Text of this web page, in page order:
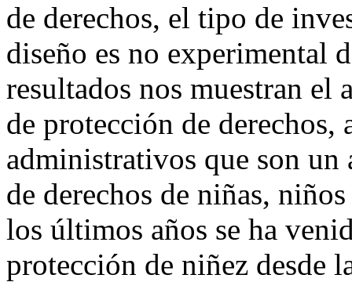
de derechos, el tipo de
diseño es no experimental
resultados nos muestran el
de protección de derechos,
administrativos que son
de derechos de niñas,
los últimos años se ha
protección de niñez desde